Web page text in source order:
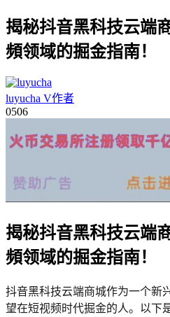
揭秘抖音黑科技云端
頻领域的掘金指南！
luyucha V作者
0506
揭秘抖音黑科技云端
頻领域的掘金指南！
抖音黑科技云端商城作为一个新
望在短视频时代掘金的人。以下